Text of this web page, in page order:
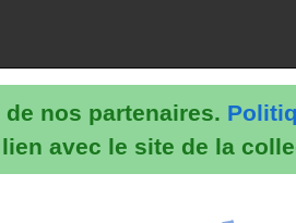
nos partenaires.
avec le site de la